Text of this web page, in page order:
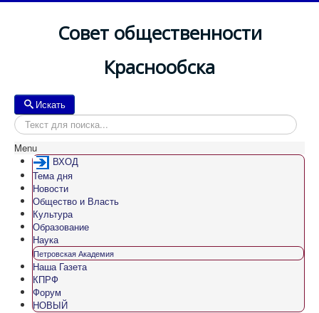
Совет общественности
Краснообска
Искать
Menu
ВХОД
Тема дня
Новости
Общество и Власть
Культура
Образование
Наука
Петровская Академия
Наша Газета
КПРФ
Форум
НОВЫЙ